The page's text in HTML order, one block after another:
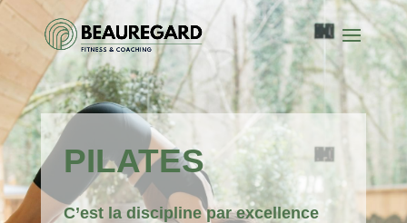
PILATES
C’est la discipline par excellence